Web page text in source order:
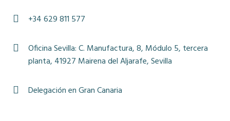
+34 629 811 577
Oficina Sevilla: C. Manufactura, 8, Módulo 5, tercera
planta, 41927 Mairena del Aljarafe, Sevilla
Delegación en Gran Canaria